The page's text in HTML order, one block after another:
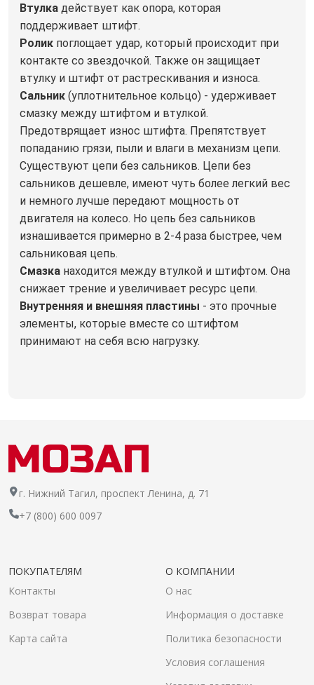
Втулка действует как опора, которая
поддерживает штифт.
Ролик поглощает удар, который происходит при
контакте со звездочкой. Также он защищает
втулку и штифт от растрескивания и износа.
Сальник (уплотнительное кольцо) - удерживает
смазку между штифтом и втулкой.
Предотврящает износ штифта. Препятствует
попаданию грязи, пыли и влаги в механизм цепи.
Существуют цепи без сальников. Цепи без
сальников дешевле, имеют чуть более легкий вес
и немного лучше передают мощность от
двигателя на колесо. Но цепь без сальников
изнашивается примерно в 2-4 раза быстрее, чем
сальниковая цепь.
Смазка находится между втулкой и штифтом. Она
снижает трение и увеличивает ресурс цепи.
Внутренняя и внешняя пластины - это прочные
элементы, которые вместе со штифтом
принимают на себя всю нагрузку.
г. Нижний Тагил, проспект Ленина, д. 71
+7 (800) 600 0097
ПОКУПАТЕЛЯМ
Контакты
Возврат товара
Карта сайта
О КОМПАНИИ
О нас
Информация о доставке
Политика безопасности
Условия соглашения